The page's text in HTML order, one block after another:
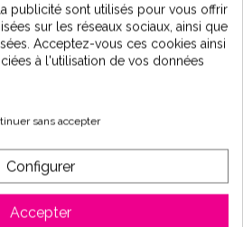
simple d’utilisation pour filtrer
n'en propose pas car
selon nous plus efficaces, moins
onéreux (changement des
eau, la débarrassant du goût de
de filtration d'eau EMMO
très efficace pour se débarrasser
qui altèrent le goût de
onéreux.
publicité sont utilisés pour vous offrir
sur les réseaux sociaux, ainsi que
Acceptez-vous ces cookies ainsi
à l'utilisation de vos données
sans accepter
Configurer
Accepter